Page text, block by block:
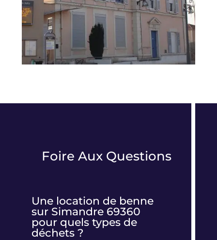
Foire Aux Questions
Une location de benne
sur Simandre 69360
pour quels types de
déchets ?